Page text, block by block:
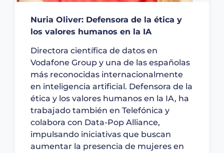
Nuria Oliver: Defensora de la ética y
los valores humanos en la IA
Directora científica de datos en
Vodafone Group y una de las españolas
más reconocidas internacionalmente
en inteligencia artificial. Defensora de la
ética y los valores humanos en la IA, ha
trabajado también en Telefónica y
colabora con Data-Pop Alliance,
impulsando iniciativas que buscan
aumentar la presencia de mujeres en